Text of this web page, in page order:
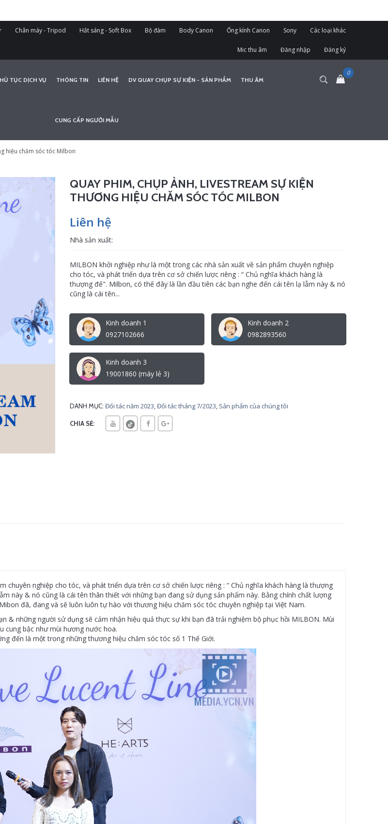
Chân máy - Tripod Hắt sáng - Soft Box Bộ đàm Body Canon Ống kính Canon Sony Các loại khác
Mic thu âm Đăng nhập Đăng ký
TỤC DỊCH VỤ THÔNG TIN LIÊN HỆ DV QUAY CHỤP SỰ KIỆN - SẢN PHẨM THU ÂM
CUNG CẤP NGƯỜI MẪU
hiệu chăm sóc tóc Milbon
QUAY PHIM, CHỤP ẢNH, LIVESTREAM SỰ KIỆN
THƯƠNG HIỆU CHĂM SÓC TÓC MILBON
Liên hệ
Nhà sản xuất:
MILBON khởi nghiệp như là một trong các nhà sản xuất về sản phẩm chuyên nghiệp
cho tóc, và phát triển dựa trên cơ sở chiến lược riêng : “ Chủ nghĩa khách hàng là
thượng đế". Milbon, có thế đây là lần đầu tiên các bạn nghe đến cái tên lạ lẫm này & nó
cũng là cái tên...
Kinh doanh 1
0927102666
Kinh doanh 2
0982893560
Kinh doanh 3
19001860 (máy lẻ 3)
DANH MỤC: Đối tác năm 2023,Đối tác tháng 7/2023, Sản phẩm của chúng tôi
CHIA SẺ:
chuyên nghiệp cho tóc, và phát triển dựa trên cơ sở chiến lược riêng : “ Chủ nghĩa khách hàng là thượng
này & nó cũng là cái tên thân thiết với những bạn đang sử dụng sản phẩm này. Bằng chính chất lượng
đã, đang và sẽ luôn luôn tự hào với thương hiệu chăm sóc tóc chuyên nghiệp tại Việt Nam.
& những người sử dụng sẽ cảm nhận hiệu quả thực sự khi bạn đã trải nghiệm bộ phục hồi MILBON. Mùi
cung bậc như mùi hương nước hoa.
đến là một trong những thương hiệu chăm sóc tóc số 1 Thế Giới.